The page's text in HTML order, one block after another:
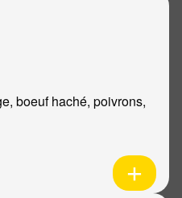
boeuf haché, poivrons,